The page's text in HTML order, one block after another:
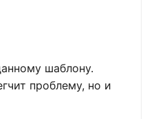
шаблону.
проблему, но и